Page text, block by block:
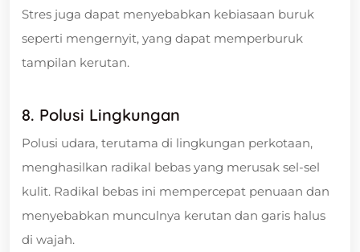
Stres juga dapat menyebabkan kebiasaan buruk
seperti mengernyit, yang dapat memperburuk
tampilan kerutan.
8. Polusi Lingkungan
Polusi udara, terutama di lingkungan perkotaan,
menghasilkan radikal bebas yang merusak sel-sel
kulit. Radikal bebas ini mempercepat penuaan dan
menyebabkan munculnya kerutan dan garis halus
di wajah.